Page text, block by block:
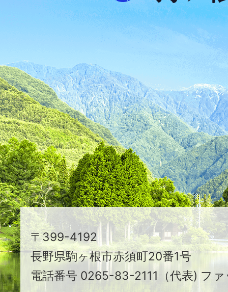
ス
が
た
つ
映
え
る
ま
ち
駒
ヶ
根
市
〒399-4192
長野県駒ヶ根市赤須町20番1号
電話番号 0265-83-2111（代表) フ